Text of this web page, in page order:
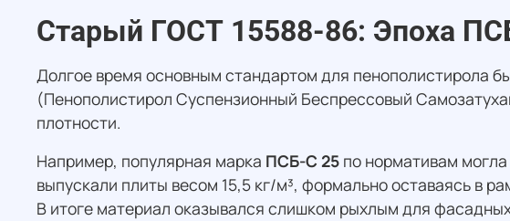
Старый ГОСТ 15588-86: Эпоха
Долгое время основным стандартом для пенополистирола
(Пенополистирол Суспензионный Беспрессовый
плотности.
Например, популярная марка ПСБ-С 25 по нормативам
выпускали плиты весом 15,5 кг/м³, формально оставаясь в
В итоге материал оказывался слишком рыхлым для